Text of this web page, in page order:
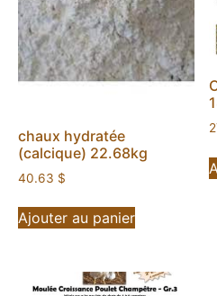
chaux hydratée
(calcique) 22.68kg
40.63 $
Ajouter au panier